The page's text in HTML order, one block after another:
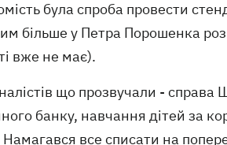
була спроба провести
більше у Петра Порошенка
вже не має).
що прозвучали -
банку, навчання дітей за
все списати на